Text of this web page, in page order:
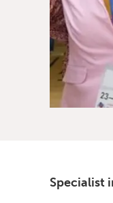
Specialist